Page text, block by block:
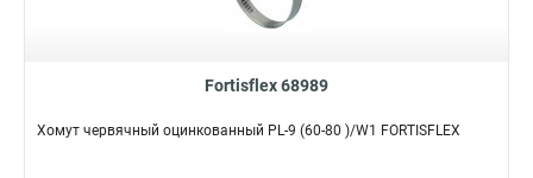
Fortisflex 68989
Хомут червячный оцинкованный PL-9 (60-80 )/W1 FORTISFLEX